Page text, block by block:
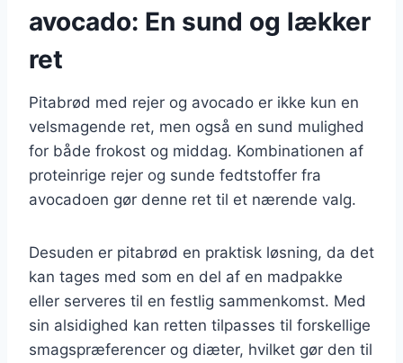
avocado: En sund og lækker
ret
Pitabrød med rejer og avocado er ikke kun en
velsmagende ret, men også en sund mulighed
for både frokost og middag. Kombinationen af
proteinrige rejer og sunde fedtstoffer fra
avocadoen gør denne ret til et nærende valg.
Desuden er pitabrød en praktisk løsning, da det
kan tages med som en del af en madpakke
eller serveres til en festlig sammenkomst. Med
sin alsidighed kan retten tilpasses til forskellige
smagspræferencer og diæter, hvilket gør den til